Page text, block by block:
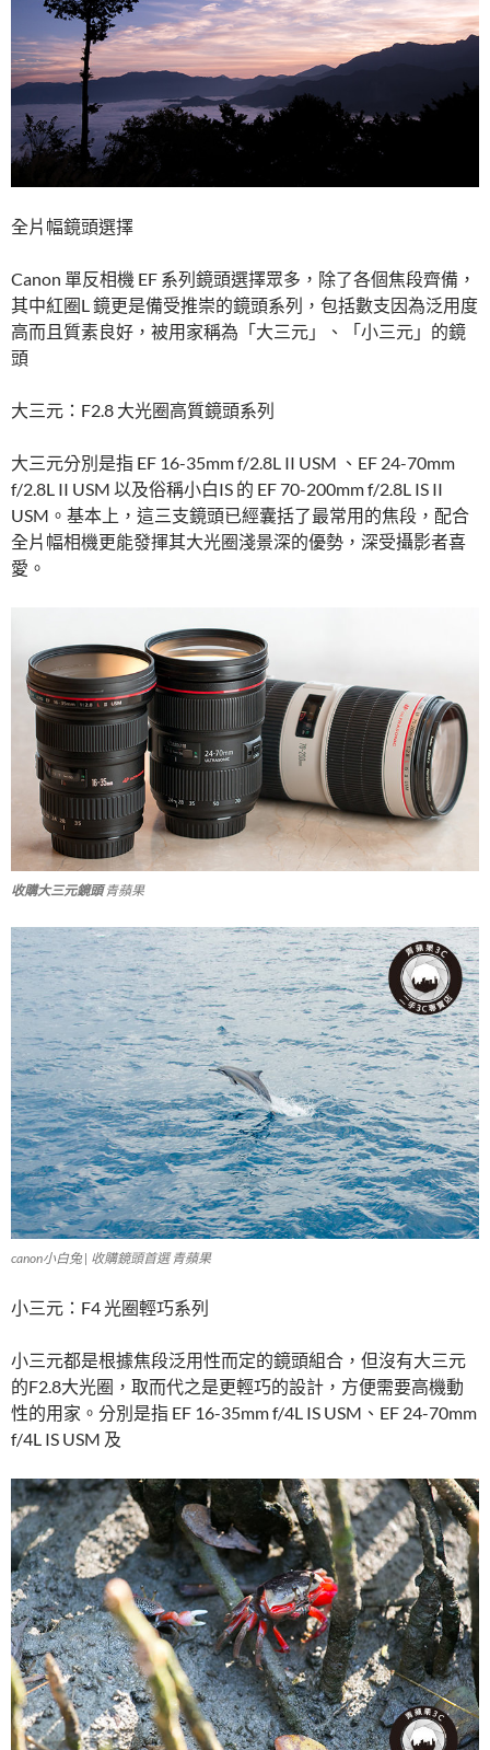
全片幅鏡頭選擇
Canon 單反相機 EF 系列鏡頭選擇眾多，除了各個焦段齊備，
其中紅圈L 鏡更是備受推崇的鏡頭系列，包括數支因為泛用度
高而且質素良好，被用家稱為「大三元」、「小三元」的鏡
頭
大三元：F2.8 大光圈高質鏡頭系列
大三元分別是指 EF 16-35mm f/2.8L II USM 、EF 24-70mm
f/2.8L II USM 以及俗稱小白IS 的 EF 70-200mm f/2.8L IS II
USM。基本上，這三支鏡頭已經囊括了最常用的焦段，配合
全片幅相機更能發揮其大光圈淺景深的優勢，深受攝影者喜
愛。
收購大三元鏡頭青蘋果
canon小白兔 | 收購鏡頭首選 青蘋果
小三元：F4 光圈輕巧系列
小三元都是根據焦段泛用性而定的鏡頭組合，但沒有大三元
的F2.8大光圈，取而代之是更輕巧的設計，方便需要高機動
性的用家。分別是指 EF 16-35mm f/4L IS USM、EF 24-70mm
f/4L IS USM 及